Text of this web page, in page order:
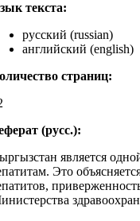
текста:
русский (russian)
английский (english)
страниц:
(русс.):
является
Это